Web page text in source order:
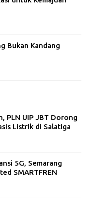
Bukan Kandang
PLN UIP JBT Dorong
Listrik di Salatiga
5G, Semarang
SMARTFREN